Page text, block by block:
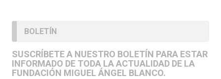
BOLETÍN
SUSCRÍBETE A NUESTRO BOLETÍN PARA ESTAR
INFORMADO DE TODA LA ACTUALIDAD DE LA
FUNDACIÓN MIGUEL ÁNGEL BLANCO.